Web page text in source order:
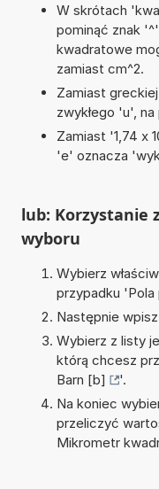
W skrótach
pominąć znak
kwadratowe
zamiast cm^2.
Zamiast
zwykłego 'u', na
Zamiast '1,74 x
'e' oznacza
lub: Korzystanie
wyboru
Wybierz
przypadku '
Następnie
Wybierz z listy
którą chcesz
Barn [b]
'.
Na koniec
przeliczyć
Mikrometr